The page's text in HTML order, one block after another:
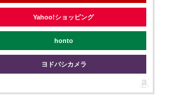
Yahoo!ショッピング
honto
ヨドバシカメラ